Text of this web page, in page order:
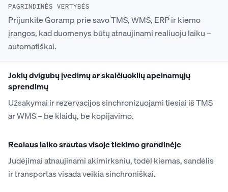
Prijunkite Goramp prie savo TMS, WMS, ERP ir kiemo
įrangos, kad duomenys būtų atnaujinami realiuoju laiku –
automatiškai.
PAGRINDINĖS VERTYBĖS
Jokių dvigubų įvedimų ar skaičiuoklių apeinamųjų
sprendimų
Užsakymai ir rezervacijos sinchronizuojami tiesiai iš TMS
ar WMS – be klaidų, be kopijavimo.
Realaus laiko srautas visoje tiekimo grandinėje
Judėjimai atnaujinami akimirksniu, todėl kiemas, sandėlis
ir transportas visada veikia sinchroniškai.